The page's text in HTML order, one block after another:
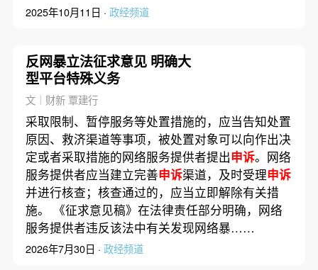
2025年10月11日 · 政经频道
反网暴立法征求意见 明确大
型平台特殊义务
文｜财新 覃建行
采取限制、暂停服务等处置措施的，应当告知处置
原因、救济渠道等事项，被处置对象可以向作出决
定或者采取措施的网络服务提供者提出申诉。网络
服务提供者应当建立完善申诉渠道，及时受理申诉
并进行核查；核查通过的，应当立即解除有关措
施。 《征求意见稿》在法律责任部分明确，网络
服务提供者违反该法中有关发现网络暴……
2026年7月30日 · 政经频道